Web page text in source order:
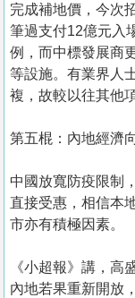
完成補地價，今次
筆過支付12億元入
例，而中標發展商
等設施。有業界人
複，故較以往其他
第五棍：內地經濟
中國放寬防疫限制
直接受惠，相信本
市亦有積極因素。
《小超報》講，高
內地若果重新開放